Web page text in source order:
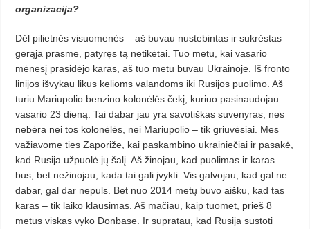
organizacija?
Dėl pilietnės visuomenės – aš buvau nustebintas ir sukrėstas
gerąja prasme, patyręs tą netikėtai. Tuo metu, kai vasario
mėnesį prasidėjo karas, aš tuo metu buvau Ukrainoje. Iš fronto
linijos išvykau likus kelioms valandoms iki Rusijos puolimo. Aš
turiu Mariupolio benzino kolonėlės čekį, kuriuo pasinaudojau
vasario 23 dieną. Tai dabar jau yra savotiškas suvenyras, nes
nebėra nei tos kolonėlės, nei Mariupolio – tik griuvėsiai. Mes
važiavome ties Zaporiže, kai paskambino ukrainiečiai ir pasakė,
kad Rusija užpuolė jų šalį. Aš žinojau, kad puolimas ir karas
bus, bet nežinojau, kada tai gali įvykti. Vis galvojau, kad gal ne
dabar, gal dar nepuls. Bet nuo 2014 metų buvo aišku, kad tas
karas – tik laiko klausimas. Aš mačiau, kaip tuomet, prieš 8
metus viskas vyko Donbase. Ir supratau, kad Rusija sustoti